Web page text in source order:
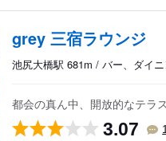
grey 三宿ラウンジ
池尻大橋駅 681m / バー、ダイ
都会の真ん中、開放的なテラ
3.07